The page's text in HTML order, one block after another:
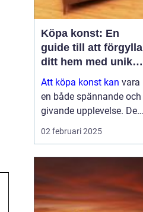
Köpa konst: En
guide till att förgylla
ditt hem med unik
skönhet
Att köpa konst kan vara
en både spännande och
givande upplevelse. Det
handlar inte bara om att
kultur och ...
02 februari 2025